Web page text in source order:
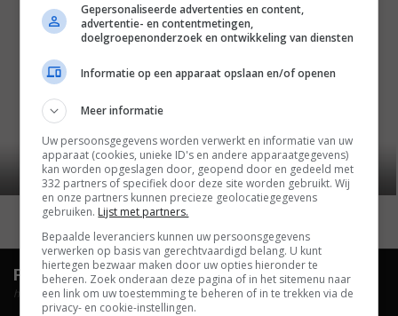
FilmTotaal.Hét online filmoverzicht.
hosted by
Gepersonaliseerde advertenties en content,
advertentie- en contentmetingen,
doelgroepenonderzoek en ontwikkeling van diensten
Informatie op een apparaat opslaan en/of openen
Meer informatie
Uw persoonsgegevens worden verwerkt en informatie van uw
apparaat (cookies, unieke ID's en andere apparaatgegevens)
kan worden opgeslagen door, geopend door en gedeeld met
332 partners of specifiek door deze site worden gebruikt. Wij
en onze partners kunnen precieze geolocatiegegevens
gebruiken. Lijst met partners.
Bepaalde leveranciers kunnen uw persoonsgegevens
verwerken op basis van gerechtvaardigd belang. U kunt
hiertegen bezwaar maken door uw opties hieronder te
beheren. Zoek onderaan deze pagina of in het sitemenu naar
een link om uw toestemming te beheren of in te trekken via de
privacy- en cookie-instellingen.